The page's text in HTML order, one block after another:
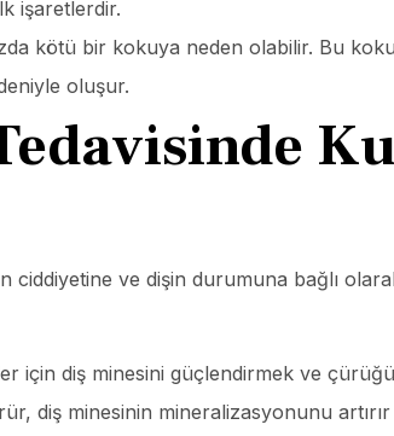
işaretlerdir.
kötü bir kokuya neden olabilir. Bu
oluşur.
ciddiyetine ve dişin durumuna bağlı
için diş minesini güçlendirmek ve
diş minesinin mineralizasyonunu